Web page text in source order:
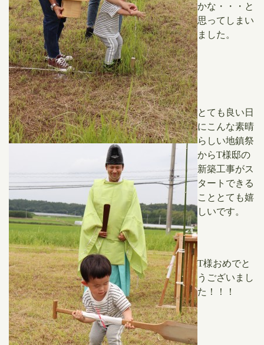
かな・・・と
思ってしまい
ました。
とても良い日
にこんな素晴
らしい地鎮祭
からT様邸の
新築工事がス
タートできる
こととても嬉
しいです。
T様おめでと
うございまし
た！！！